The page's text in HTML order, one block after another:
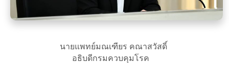
นายแพทย์มณเฑียร คณาสวัสดิ์
อธิบดีกรมควบคุมโรค